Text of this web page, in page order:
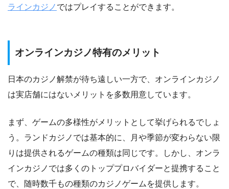
ラインカジノ ではプレイすることができます。
オンラインカジノ特有のメリット
日本のカジノ解禁が待ち遠しい一方で、オンラインカジノ
は実店舗にはないメリットを多数用意しています。
まず、ゲームの多様性がメリットとして挙げられるでしょ
う。ランドカジノでは基本的に、月や季節が変わらない限
りは提供されるゲームの種類は同じです。しかし、オンラ
インカジノでは多くのトッププロバイダーと提携すること
で、随時数千もの種類のカジノゲームを提供します。